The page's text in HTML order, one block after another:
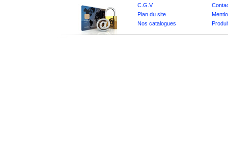
C.G.V
Plan du site
Nos catalogues